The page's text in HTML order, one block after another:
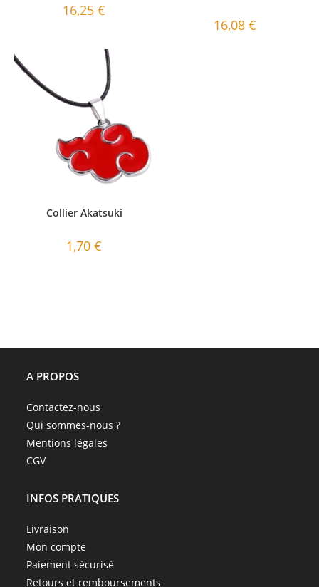
16,25€
16,08 €
Collier Akatsuki
1,70€
A PROPOS
Contactez-nous
Qui sommes-nous ?
Mentions légales
CGV
INFOS PRATIQUES
Livraison
Mon compte
Paiement sécurisé
Retours et remboursements